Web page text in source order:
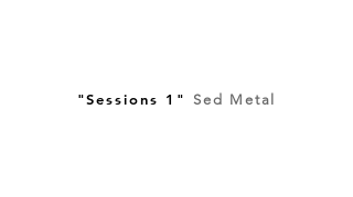
"Sessions 1" Sed Metal